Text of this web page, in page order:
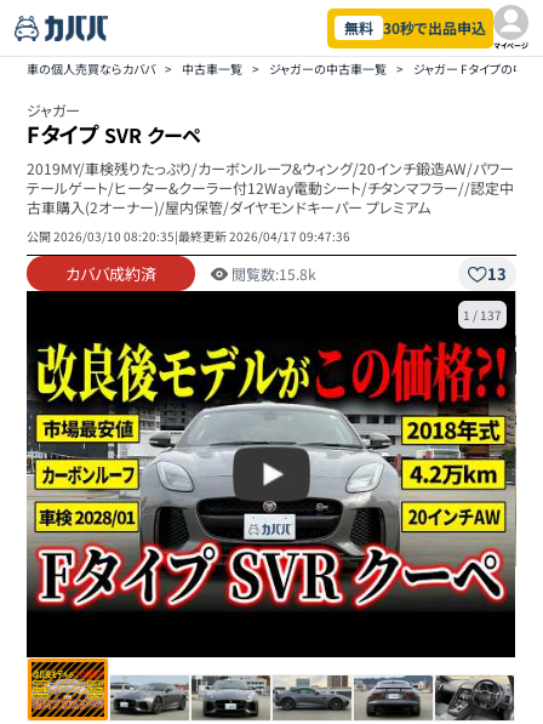
無料 30秒で出品申込
マイページ
車の個人売買ならカババ > 中古車一覧 > ジャガーの中古車一覧 > ジャガー Fタイプの中古
ジャガー
FタイプSVR クーペ
2019MY/車検残りたっぷり/カーボンルーフ&ウィング/20インチ鍛造AW/パワー
テールゲート/ヒーター&クーラー付12Way電動シート/チタンマフラー//認定中
古車購入(2オーナー)/屋内保管/ダイヤモンドキーパー プレミアム
公開2026/03/10 08:20:35|最終更新2026/04/17 09:47:36
カババ成約済 閲覧数:15.8k 13
1 / 137